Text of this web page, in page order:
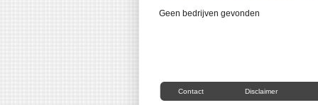
Geen bedrijven gevonden
Contact Disclaimer